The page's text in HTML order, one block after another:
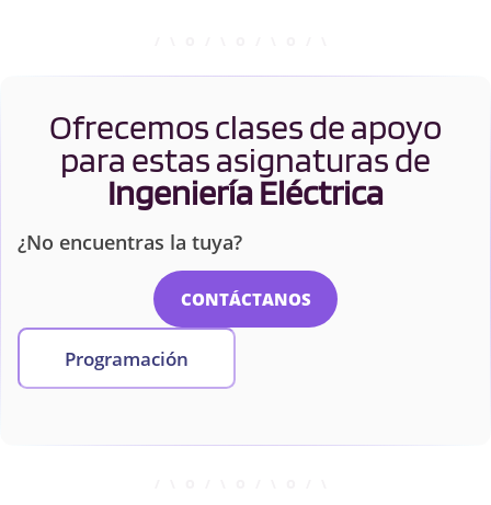
Ofrecemos clases de apoyo
para estas asignaturas de
Ingeniería Eléctrica
¿No encuentras la tuya?
CONTÁCTANOS
Programación